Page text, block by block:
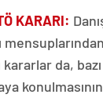
KARARI:
da,